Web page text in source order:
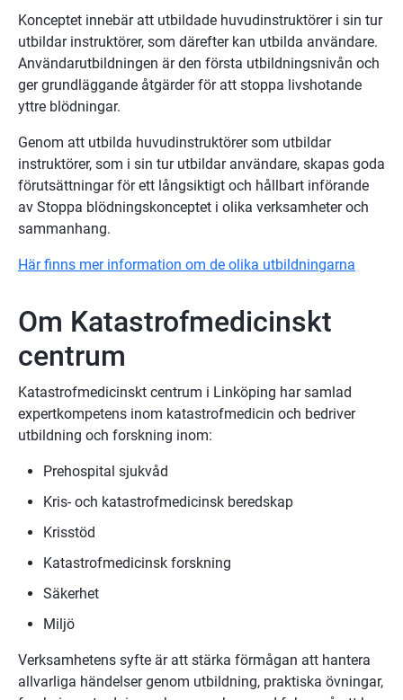
Konceptet innebär att utbildade huvudinstruktörer i sin tur
utbildar instruktörer, som därefter kan utbilda användare.
Användarutbildningen är den första utbildningsnivån och
ger grundläggande åtgärder för att stoppa livshotande
yttre blödningar.
Genom att utbilda huvudinstruktörer som utbildar
instruktörer, som i sin tur utbildar användare, skapas goda
förutsättningar för ett långsiktigt och hållbart införande
av Stoppa blödningskonceptet i olika verksamheter och
sammanhang.
Här finns mer information om de olika utbildningarna
Om Katastrofmedicinskt
centrum
Katastrofmedicinskt centrum i Linköping har samlad
expertkompetens inom katastrofmedicin och bedriver
utbildning och forskning inom:
Prehospital sjukvåd
Kris- och katastrofmedicinsk beredskap
Krisstöd
Katastrofmedicinsk forskning
Säkerhet
Miljö
Verksamhetens syfte är att stärka förmågan att hantera
allvarliga händelser genom utbildning, praktiska övningar,